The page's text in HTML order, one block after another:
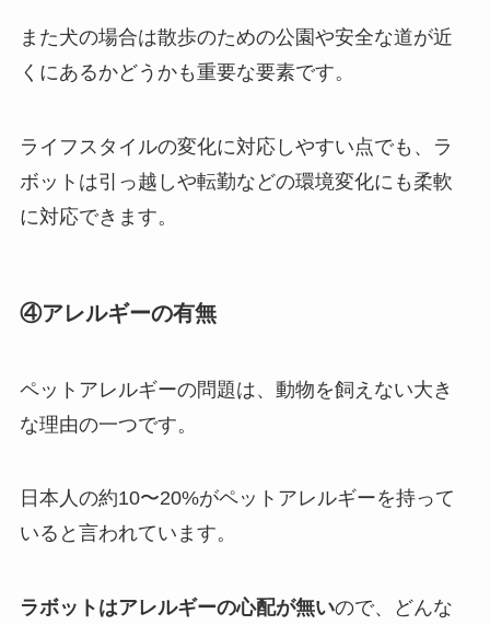
また犬の場合は散歩のための公園や安全な道が近
くにあるかどうかも重要な要素です。
ライフスタイルの変化に対応しやすい点でも、ラ
ボットは引っ越しや転勤などの環境変化にも柔軟
に対応できます。
④アレルギーの有無
ペットアレルギーの問題は、動物を飼えない大き
な理由の一つです。
日本人の約10〜20%がペットアレルギーを持って
いると言われています。
ラボットはアレルギーの心配が無いので、どんな